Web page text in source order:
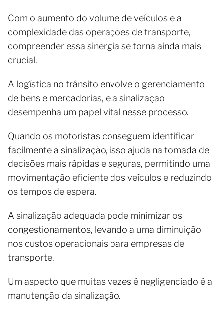
Com o aumento do volume de veículos e a
complexidade das operações de transporte,
compreender essa sinergia se torna ainda mais
crucial.
A logística no trânsito envolve o gerenciamento
de bens e mercadorias, e a sinalização
desempenha um papel vital nesse processo.
Quando os motoristas conseguem identificar
facilmente a sinalização, isso ajuda na tomada de
decisões mais rápidas e seguras, permitindo uma
movimentação eficiente dos veículos e reduzindo
os tempos de espera.
A sinalização adequada pode minimizar os
congestionamentos, levando a uma diminuição
nos custos operacionais para empresas de
transporte.
Um aspecto que muitas vezes é negligenciado é a
manutenção da sinalização.